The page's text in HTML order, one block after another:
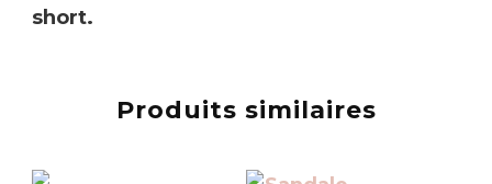
short.
Produits similaires